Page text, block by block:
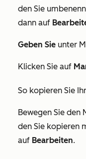
den Sie
dann auf
Geben Sie unter
Klicken Sie auf
So kopieren Sie
Bewegen Sie den
den Sie kopieren
auf Bearbeiten.